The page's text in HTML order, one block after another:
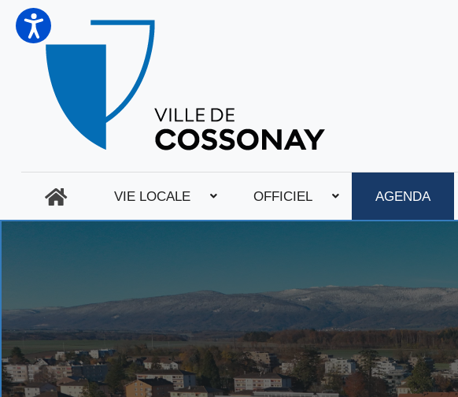
VIE LOCALE OFFICIEL AGENDA